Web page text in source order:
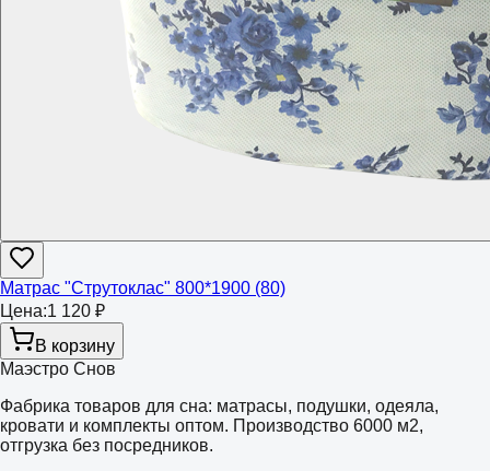
Матрас "Струтоклас" 800*1900 (80)
Цена:1 120 ₽
В корзину
Маэстро Снов
Фабрика товаров для сна: матрасы, подушки, одеяла,
кровати и комплекты оптом. Производство 6000 м2,
отгрузка без посредников.